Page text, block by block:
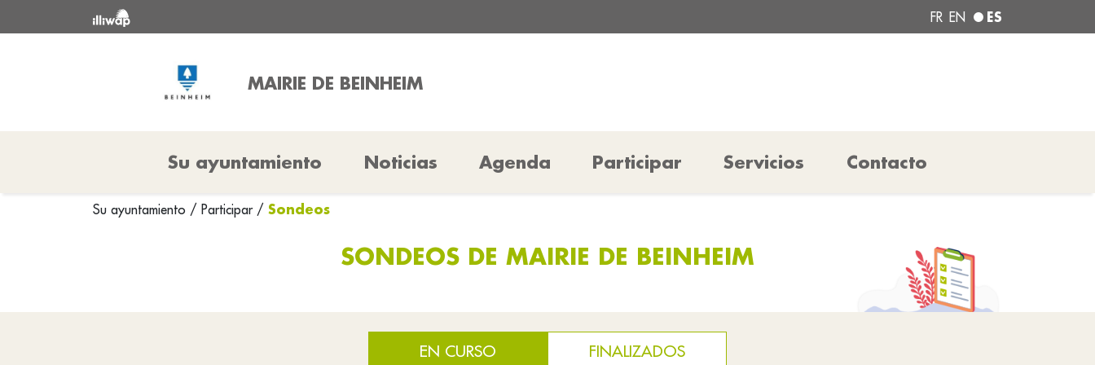
FR EN ES
MAIRIE DE BEINHEIM
Su ayuntamiento Noticias Agenda Participar Servicios Contacto
Su ayuntamiento / Participar/ Sondeos
SONDEOS DE MAIRIE DE BEINHEIM
EN CURSO FINALIZADOS